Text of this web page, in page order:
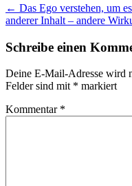
← Das Ego verstehen, um
anderer Inhalt – andere
Schreibe einen
Deine E-Mail-Adresse wird
Felder sind mit * markiert
Kommentar *